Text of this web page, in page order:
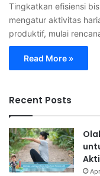
Tingkatkan efisiensi
mengatur aktivitas
produktif, mulai
Read More »
Recent Posts